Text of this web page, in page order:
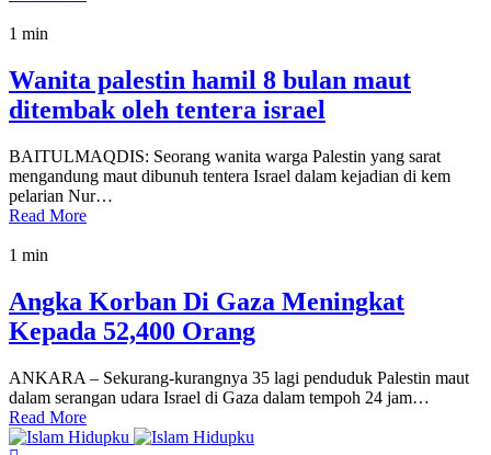
1 min
Wanita palestin hamil 8 bulan maut
ditembak oleh tentera israel
BAITULMAQDIS: Seorang wanita warga Palestin yang sarat
mengandung maut dibunuh tentera Israel dalam kejadian di kem
pelarian Nur…
Read More
1 min
Angka Korban Di Gaza Meningkat
Kepada 52,400 Orang
ANKARA – Sekurang-kurangnya 35 lagi penduduk Palestin maut
dalam serangan udara Israel di Gaza dalam tempoh 24 jam…
Read More